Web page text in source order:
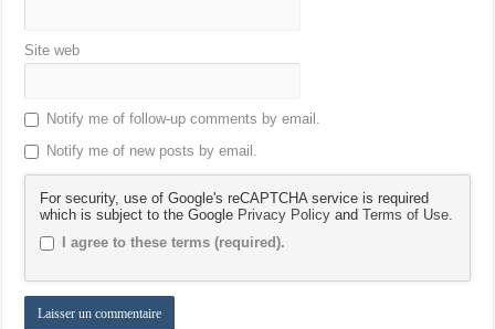
Site web
Notify me of follow-up comments by email.
Notify me of new posts by email.
For security, use of Google's reCAPTCHA service is required
which is subject to the Google Privacy Policy andTerms of Use
I agree to these terms (required).